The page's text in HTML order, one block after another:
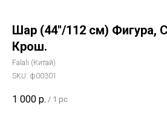
Шар (44''/112 см) Фигура,
Крош.
Falali (Китай)
SKU: ф00301
1 000 р. / 1 pc